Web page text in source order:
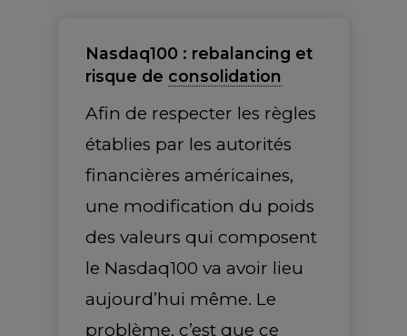
Nasdaq100 : rebalancing et
risque de consolidation
Afin de respecter les règles
établies par les autorités
financières américaines,
une modification du poids
des valeurs qui composent
le Nasdaq100 va avoir lieu
aujourd’hui même. Le
problème, c’est que ce